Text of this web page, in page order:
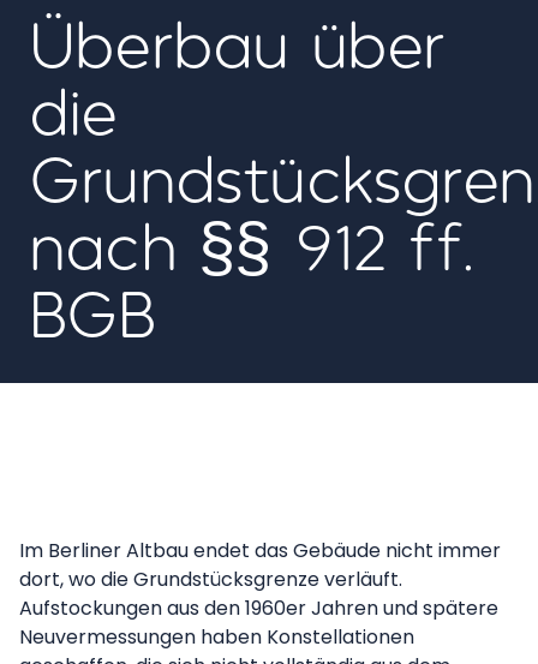
Überbau über
die
nach §§ 912 ff.
BGB
Im Berliner Altbau endet das Gebäude nicht immer
dort, wo die Grundstücksgrenze verläuft.
Aufstockungen aus den 1960er Jahren und spätere
Neuvermessungen haben Konstellationen